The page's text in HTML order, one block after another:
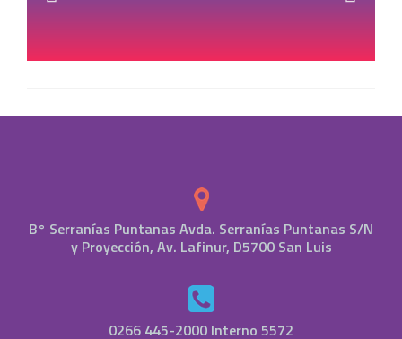
B° Serranías Puntanas Avda. Serranías Puntanas S/N
y Proyección, Av. Lafinur, D5700 San Luis
0266 445-2000 Interno 5572